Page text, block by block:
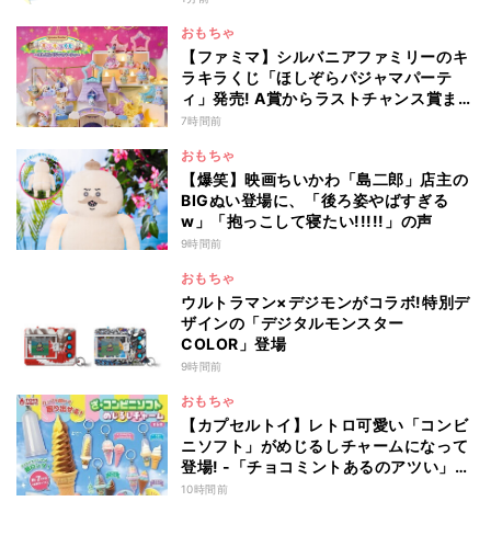
おもちゃ
【ファミマ】シルバニアファミリーのキ
ラキラくじ「ほしぞらパジャマパーテ
ィ」発売! A賞からラストチャンス賞まで
を一覧で紹介
7時間前
おもちゃ
【爆笑】映画ちいかわ「島二郎」店主の
BIGぬい登場に、「後ろ姿やばすぎる
w」「抱っこして寝たい!!!!!」の声
9時間前
おもちゃ
ウルトラマン×デジモンがコラボ!特別デ
ザインの「デジタルモンスター
COLOR」登場
9時間前
おもちゃ
【カプセルトイ】レトロ可愛い「コンビ
ニソフト」がめじるしチャームになって
登場! -「チョコミントあるのアツい」
「中身出せるのたのしい」と話題
10時間前